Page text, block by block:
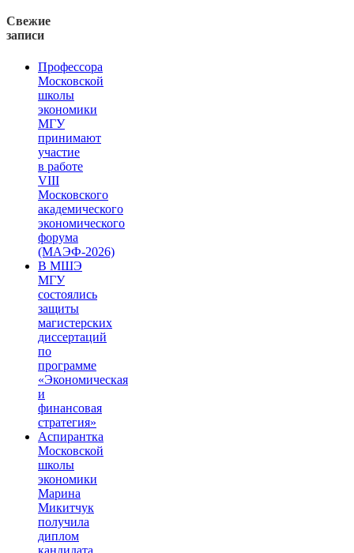
Свежие
записи
Профессора
Московской
школы
экономики
МГУ
принимают
участие
в работе
VIII
Московского
академического
экономического
форума
(МАЭФ-2026)
В МШЭ
МГУ
состоялись
защиты
магистерских
диссертаций
по
программе
«Экономическая
и
финансовая
стратегия»
Аспирантка
Московской
школы
экономики
Марина
Микитчук
получила
диплом
кандидата